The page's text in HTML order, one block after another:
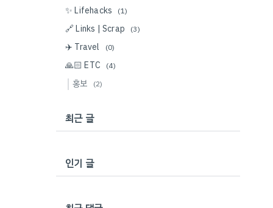
✨ Lifehacks (1)
🔗 Links | Scrap (3)
✈️ Travel (0)
🙏🏻 ETC (4)
홍보 (2)
최근 글
인기 글